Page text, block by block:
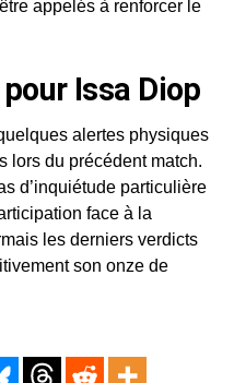
appelés à renforcer le
Issa Diop
alertes physiques
lors du précédent match.
d’inquiétude particulière
face à la
les derniers verdicts
son onze de